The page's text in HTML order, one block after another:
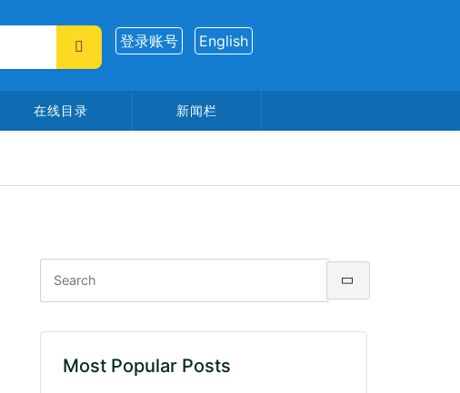
登录账号 English
在线目录 新闻栏
Most Popular Posts